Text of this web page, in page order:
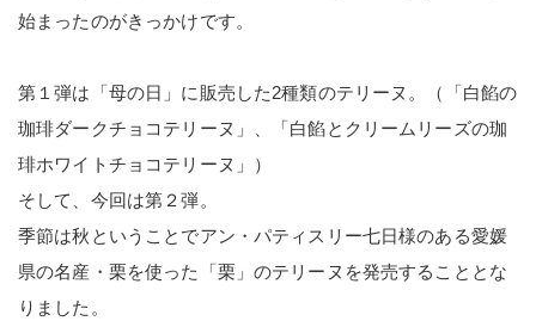
始まったのがきっかけです。
第１弾は「母の日」に販売した2種類のテリーヌ。（「白餡の
珈琲ダークチョコテリーヌ」、「白餡とクリームリーズの珈
琲ホワイトチョコテリーヌ」）
そして、今回は第２弾。
季節は秋ということでアン・パティスリー七日様のある愛媛
県の名産・栗を使った「栗」のテリーヌを発売することとな
りました。